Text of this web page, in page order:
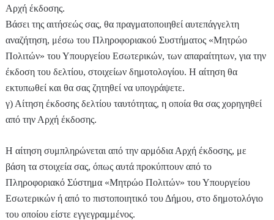
Αρχή έκδοσης.
Βάσει της αιτήσεώς σας, θα πραγματοποιηθεί αυτεπάγγελτη
αναζήτηση, μέσω του Πληροφοριακού Συστήματος «Μητρώο
Πολιτών» του Υπουργείου Εσωτερικών, των απαραίτητων, για την
έκδοση του δελτίου, στοιχείων δημοτολογίου. Η αίτηση θα
εκτυπωθεί και θα σας ζητηθεί να υπογράψετε.
γ) Αίτηση έκδοσης δελτίου ταυτότητας, η οποία θα σας χορηγηθεί
από την Αρχή έκδοσης.
Η αίτηση συμπληρώνεται από την αρμόδια Αρχή έκδοσης, με
βάση τα στοιχεία σας, όπως αυτά προκύπτουν από το
Πληροφοριακό Σύστημα «Μητρώο Πολιτών» του Υπουργείου
Εσωτερικών ή από το πιστοποιητικό του Δήμου, στο δημοτολόγιο
του οποίου είστε εγγεγραμμένος.